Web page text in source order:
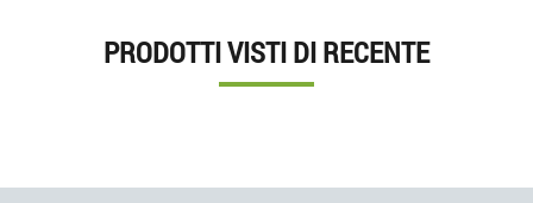
PRODOTTI VISTI DI RECENTE